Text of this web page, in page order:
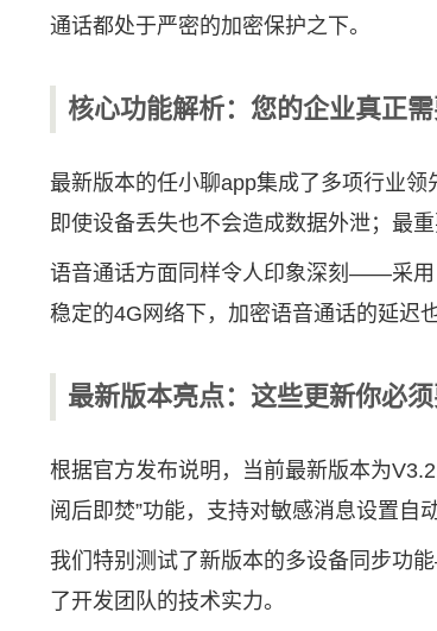
通话都处于严密的加密保护之下。
核心功能解析：您的企业真正
最新版本的任小聊app集成了多项行业领
即使设备丢失也不会造成数据外泄；最
语音通话方面同样令人印象深刻——采用
稳定的4G网络下，加密语音通话的延迟
最新版本亮点：这些更新你必
根据官方发布说明，当前最新版本为
阅后即焚”功能，支持对敏感消息设置自
我们特别测试了新版本的多设备同步功
了开发团队的技术实力。